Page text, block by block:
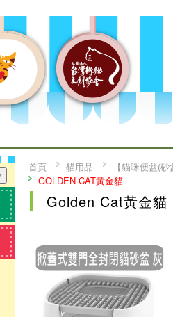
首頁 貓用品
【貓咪便盆(砂
GOLDEN CAT黃金貓
Golden Cat黃金貓